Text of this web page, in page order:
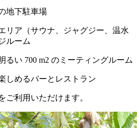
地下駐車場
リア（サウナ、ジャグジー、温水
ルーム
るい 700 m2 のミーティングルーム
しめるバーとレストラン
ご利用いただけます。